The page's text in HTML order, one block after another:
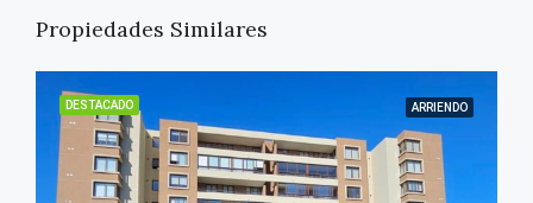
Propiedades Similares
DESTACADO ARRIENDO